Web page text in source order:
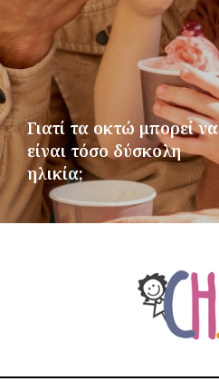
Γιατί τα οκτώ μπορεί να
είναι τόσο δύσκολη
ηλικία;
ΠΕΡΙΣΣΌΤΕΡΑ